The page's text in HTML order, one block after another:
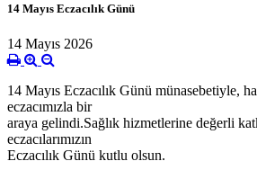
14 Mayıs Eczacılık Günü
14 Mayıs 2026
14 Mayıs Eczacılık Günü münasebetiyle,
eczacımızla bir
araya gelindi.Sağlık hizmetlerine değerli
eczacılarımızın
Eczacılık Günü kutlu olsun.